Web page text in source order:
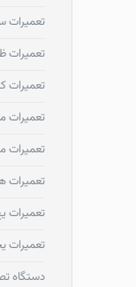
تعمیرات
تعمیرات
تعمیرات
تعمیرات
تعمیرات
تعمیرات
تعمیرات
تعمیرات
دستگاه